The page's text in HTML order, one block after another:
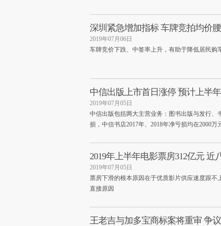
深圳紧急增加指标 车牌竞拍均价
2019年07月06日
车牌竞价下跌、中签率上升，有助于降低居民购
中信出版上市首日涨停 预计上半
2019年07月05日
中信出版包括两大主营业务：图书出版与发行
损，中信书店2017年、2018年净亏损均在2000万
2019年上半年电影票房312亿元 近
2019年07月05日
票房下滑的根本原因在于优质影片供应速度跟
直接原因
王老吉与加多宝商标案将重审 争